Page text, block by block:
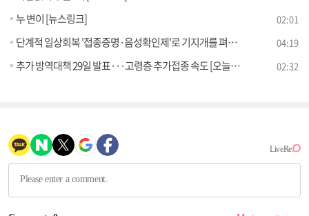
누 변이 [뉴스링크] 02:01
단계적 일상회복 '접종증명·음성확인제'로 기지개를 펴다 [클릭K] 04:19
추가 방역대책 29일 발표···고령층 추가접종 속도 [오늘의 브리핑] 02:32